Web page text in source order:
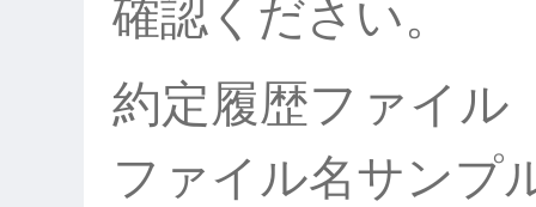
確認ください。
約定履歴ファイル
ファイル名サンプ